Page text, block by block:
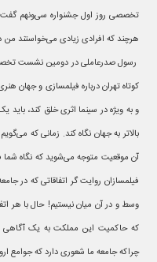
تخصصی روز اول جشنواره سی‌ونهم
هرچند که افرادی زیادی می‌خواستند من
رسول صدرعاملی در دومین نشست
کوتاه تهران درباره فیلمسازی و
و به ویژه در سینما اثری خلق کند، باید
بالاتر به جهان نگاه کند. زمانی که
آن موقعیت متوجه می‌شوید که نگاه شما
فیلمسازان روایت گر اتفاقاتی که در
وسط و در آن میان نیستیم! حال با هر
که حاکمیت این مملکت به یک آگاهی
چراکه جامعه ما شعوری دارد که جوامع